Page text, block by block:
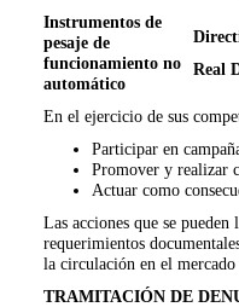
Instrumentos de
pesaje de
funcionamiento no
automático
Real
En el ejercicio de sus
Participar en
Promover y realizar
Actuar como
Las acciones que se
requerimientos
la circulación en el mercado
TRAMITACIÓN DE